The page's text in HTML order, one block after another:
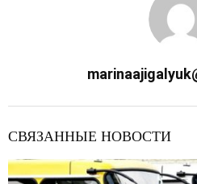
СВЯЗАННЫЕ НОВОСТИ